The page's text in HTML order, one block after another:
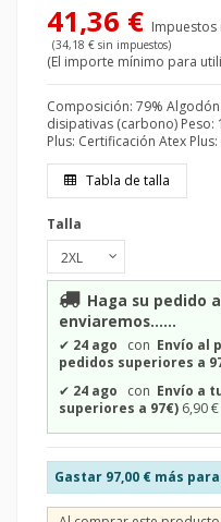
41,36 €
(34,18 € sin impuestos)
(El importe mínimo para
Composición: 79%
disipativas (carbono) Peso:
Plus: Certificación Atex
Tabla de talla
Talla
Haga su pedido
enviaremos......
✔ 24 ago con Envío al
pedidos superiores a
✔ 24 ago con Envío a
superiores a 97€) 6,90 €
Gastar 97,00 € más